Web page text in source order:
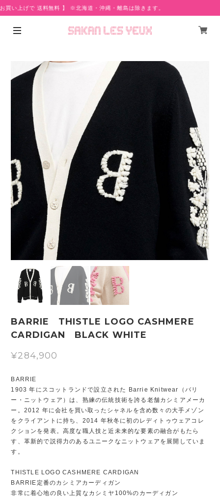
上げで 送料無料 】 ※北海道・沖縄・離島は除きます。
BARRIE THISTLE LOGO CASHMERE
CARDIGAN BLACK WHITE
¥284,900
BARRIE
1903 年にスコットランドで設立された Barrie Knitwear（バリ
ー・ニットウェア）は、熟練の伝統技術を誇る老舗カシミアメーカ
ー。2012 年に会社を買い取ったシャネルを含め数々の大手メゾン
をクライアントに持ち、2014 年秋冬に初のレディトゥウェアコレ
クションを発表。高度な職人技と近未来的な要素の融合がもたら
す、革新的で説得力のあるユニークなニットウェアを展開していま
す。
THISTLE LOGO CASHMERE CARDIGAN
BARRIE定番のカシミアカーディガン
非常に着心地の良い上質なカシミヤ100%のカーディガン